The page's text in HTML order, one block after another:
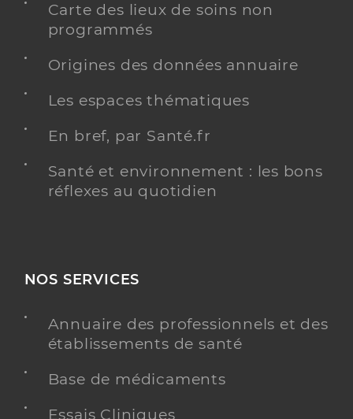
Carte des lieux de soins non
programmés
Origines des données annuaire
Les espaces thématiques
En bref, par Santé.fr
Santé et environnement : les bons
réflexes au quotidien
NOS SERVICES
Annuaire des professionnels et des
établissements de santé
Base de médicaments
Essais Cliniques